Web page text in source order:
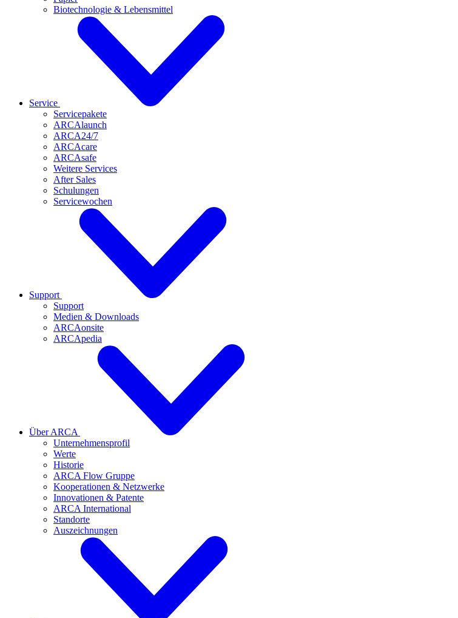
Biotechnologie & Lebensmittel
Service
Servicepakete
ARCAlaunch
ARCA24/7
ARCAcare
ARCAsafe
Weitere Services
After Sales
Schulungen
Servicewochen
Support
Support
Medien & Downloads
ARCAonsite
ARCApedia
Über ARCA
Unternehmensprofil
Werte
Historie
ARCA Flow Gruppe
Kooperationen & Netzwerke
Innovationen & Patente
ARCA International
Standorte
Auszeichnungen